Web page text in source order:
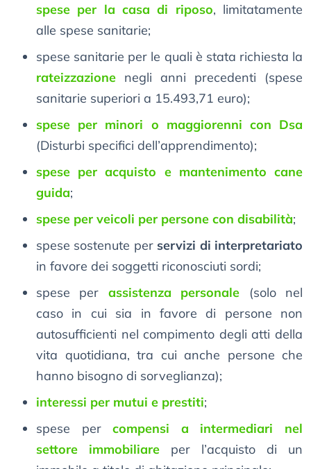
spese per la casa di riposo, limitatamente
alle spese sanitarie;
spese sanitarie per le quali è stata richiesta la
rateizzazione negli anni precedenti (spese
sanitarie superiori a 15.493,71 euro);
spese per minori o maggiorenni con Dsa
(Disturbi specifici dell’apprendimento);
spese per acquisto e mantenimento cane
guida;
spese per veicoli per persone con disabilità;
spese sostenute per servizi di interpretariato
in favore dei soggetti riconosciuti sordi;
spese per assistenza personale (solo nel
caso in cui sia in favore di persone non
autosufficienti nel compimento degli atti della
vita quotidiana, tra cui anche persone che
hanno bisogno di sorveglianza);
interessi per mutui e prestiti;
spese percompensi a intermediari nel
settore immobiliare per l’acquisto di un